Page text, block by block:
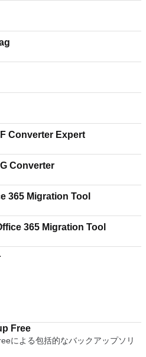
Converter Expert
Converter
365 Migration Tool
365 Migration Tool
Free
による包括的なバックアップソリ